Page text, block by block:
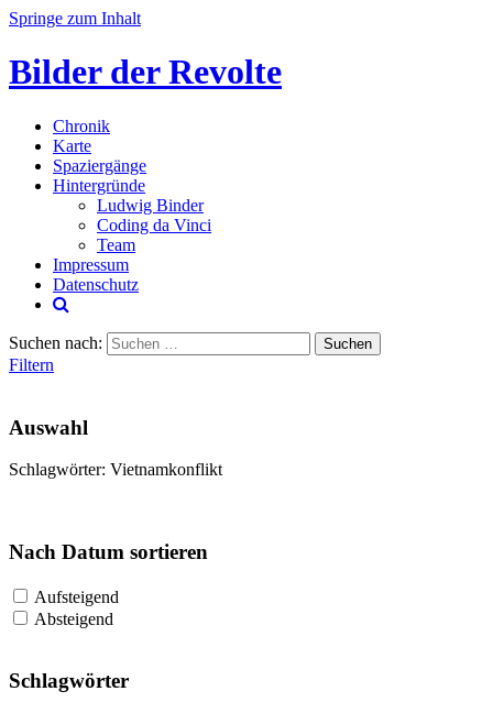
Springe zum Inhalt
Bilder der Revolte
Chronik
Karte
Spaziergänge
Hintergründe
Ludwig Binder
Coding da Vinci
Team
Impressum
Datenschutz
Suchen nach:
Filtern
Auswahl
Schlagwörter: Vietnamkonflikt
Nach Datum sortieren
Aufsteigend
Absteigend
Schlagwörter